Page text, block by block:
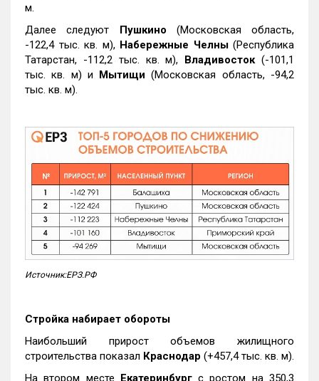
м.
Далее следуют Пушкино (Московская область,
-122,4 тыс. кв. м), Набережные Челны(Республика
Татарстан, -112,2 тыс. кв. м), Владивосток(-101,1
тыс. кв. м) и Мытищи (Московская область, -94,2
тыс. кв. м).
Источник:ЕРЗ.РФ
Стройка набирает обороты
Наибольший прирост объемов жилищного
строительства показал Краснодар (+457,4 тыс. кв. м).
На втором месте Екатеринбургс ростом на 350,3